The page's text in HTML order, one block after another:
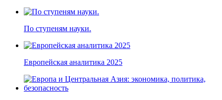
По ступеням науки.
Европейская аналитика 2025